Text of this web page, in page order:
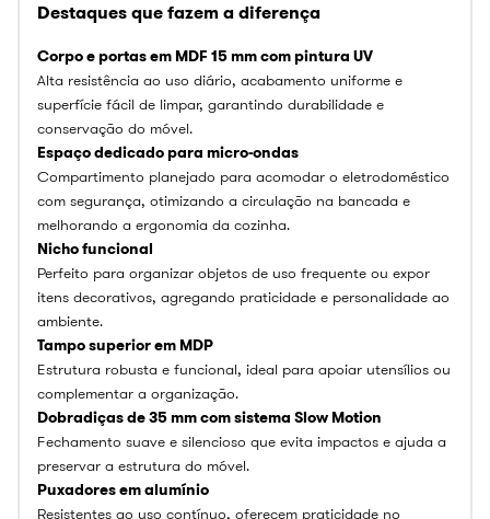
Destaques que fazem a diferença
Corpo e portas em MDF 15 mm com pintura UV
Alta resistência ao uso diário, acabamento uniforme e
superfície fácil de limpar, garantindo durabilidade e
conservação do móvel.
Espaço dedicado para micro-ondas
Compartimento planejado para acomodar o eletrodoméstico
com segurança, otimizando a circulação na bancada e
melhorando a ergonomia da cozinha.
Nicho funcional
Perfeito para organizar objetos de uso frequente ou expor
itens decorativos, agregando praticidade e personalidade ao
ambiente.
Tampo superior em MDP
Estrutura robusta e funcional, ideal para apoiar utensílios ou
complementar a organização.
Dobradiças de 35 mm com sistema Slow Motion
Fechamento suave e silencioso que evita impactos e ajuda a
preservar a estrutura do móvel.
Puxadores em alumínio
Resistentes ao uso contínuo, oferecem praticidade no